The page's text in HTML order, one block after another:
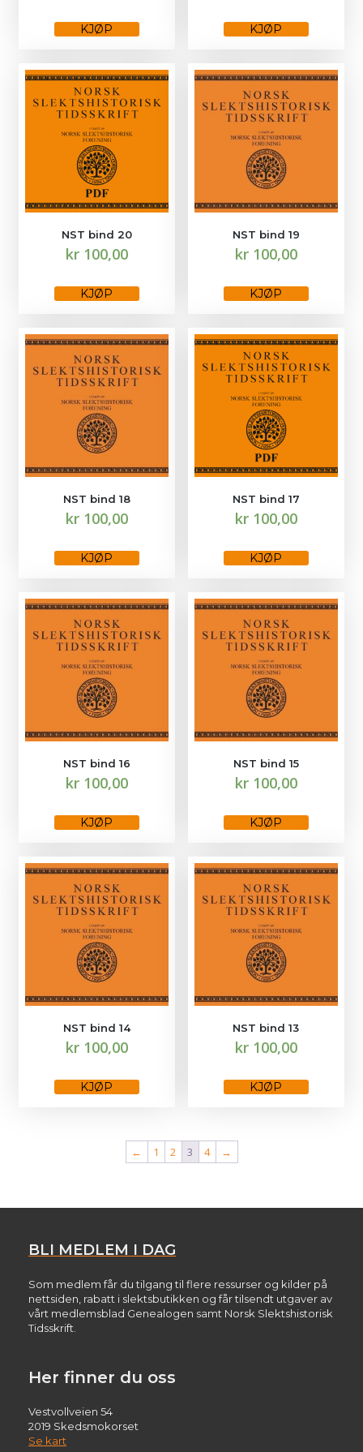
KJØPproduktet
har
varianter.
Alternativene
kan
velges
på
produktsiden
KJØPproduktet
har
varianter.
Alternativene
kan
velges
på
produktsiden
NST bind 20
kr100,00
KJØPproduktet
har
varianter.
Alternativene
kan
velges
på
produktsiden
NST bind 19
kr100,00
KJØPproduktet
har
varianter.
Alternativene
kan
velges
på
produktsiden
NST bind 18
kr100,00
KJØPproduktet
har
varianter.
Alternativene
kan
velges
på
produktsiden
NST bind 17
kr100,00
KJØPproduktet
har
varianter.
Alternativene
kan
velges
på
produktsiden
NST bind 16
kr100,00
KJØPproduktet
har
varianter.
Alternativene
kan
velges
på
produktsiden
NST bind 15
kr100,00
KJØPproduktet
har
varianter.
Alternativene
kan
velges
på
produktsiden
NST bind 14
kr100,00
KJØPproduktet
har
Alternativene
NST bind 13
kr100,00
KJØPproduktet
har
← 1 2 3 4 →
BLI MEDLEM I DAG
Som medlem får du tilgang til flere ressurser og kilder på
nettsiden, rabatt i slektsbutikken og får tilsendt utgaver av
vårt medlemsblad Genealogen samt Norsk Slektshistorisk
Tidsskrift.
Her finner du oss
Vestvollveien 54
2019 Skedsmokorset
Se kart